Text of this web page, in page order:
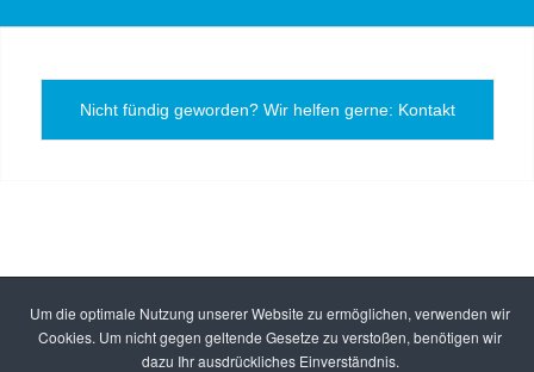
Nicht fündig geworden? Wir helfen gerne: Kontakt
Um die optimale Nutzung unserer Website zu ermöglichen, verwenden wir
Cookies. Um nicht gegen geltende Gesetze zu verstoßen, benötigen wir
dazu Ihr ausdrückliches Einverständnis.